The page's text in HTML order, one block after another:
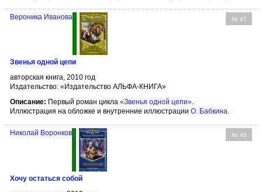
№ 47
Вероника Иванова
Звенья одной цепи
авторская книга, 2010 год
Издательство: «Издательство АЛЬФА-КНИГА»
Описание: Первый роман цикла «Звенья одной цепи».
Иллюстрация на обложке и внутренние иллюстрации О. Бабкина.
№ 48
Николай Воронков
Хочу остаться собой